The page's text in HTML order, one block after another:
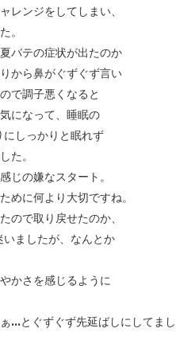
レンジをしてしまい、
。
バテの症状が出たのか
から鼻がぐずぐず言い
で調子悪くなると
になって、睡眠の
に しっかりと眠れず
た。
じの嫌なスタート。
めに何より大切ですね。
ので取り戻せたのか、
ましたが、なんとか
かさを感じるように
...とぐずぐず先延ばしにしてまし